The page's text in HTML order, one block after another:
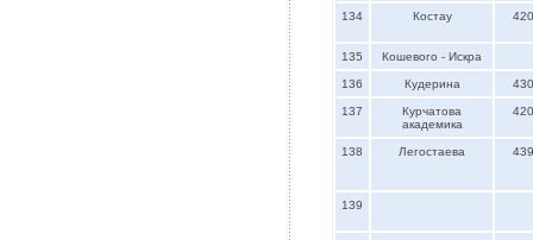
134 Костау
135 Кошевого - Искра
136 Кудерина
137
Курчатова
академика
138 Легостаева
139